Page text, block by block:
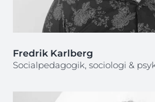
Fredrik Karlberg
Socialpedagogik, sociologi &